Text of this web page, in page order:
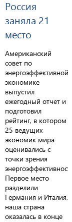
Россия
заняла 21
место
Американский
совет по
энергоэффективной
экономике
выпустил
ежегодный отчет и
подготовил
рейтинг, в котором
25 ведущих
экономик мира
оценивались с
точки зрения
энергоэффективности.
Первое место
разделили
Германия и Италия,
наша страна
оказалась в конце